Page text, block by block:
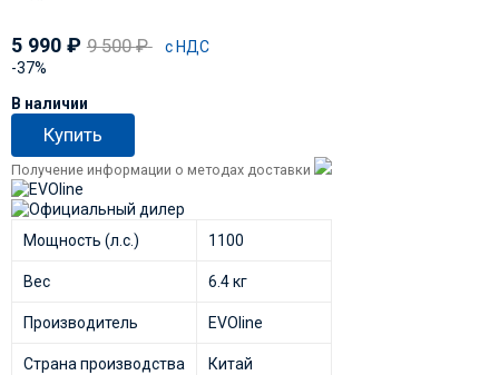
5 990 ₽ 9 500₽
с НДС
-37%
В наличии
Купить
Получение информации о методах доставки
Мощность (л.с.) 1100
Вес 6.4 кг
Производитель EVOline
Страна производства Китай